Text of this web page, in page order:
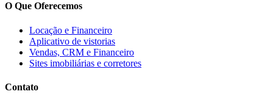
O Que Oferecemos
Locação e Financeiro
Aplicativo de vistorias
Vendas, CRM e Financeiro
Sites imobiliárias e corretores
Contato